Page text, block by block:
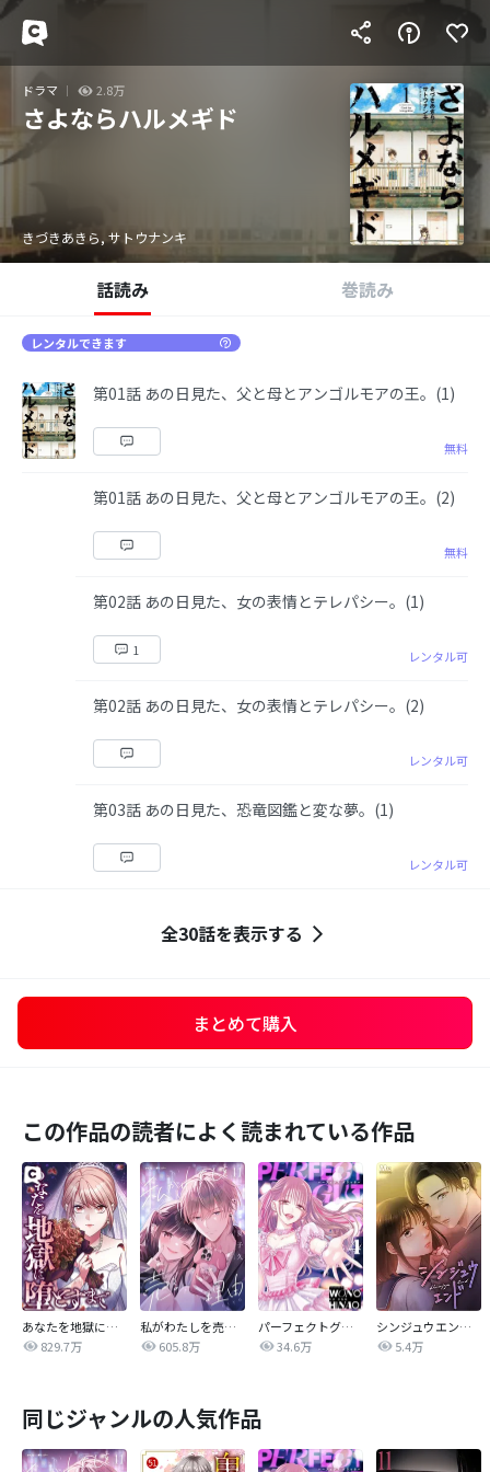
ドラマ 2.8万
さよならハルメギド
きづきあきら, サトウナンキ
話読み 巻読み
レンタルできます
第01話 あの日見た、父と母とアンゴルモアの王。(1)
無料
第01話 あの日見た、父と母とアンゴルモアの王。(2)
無料
第02話 あの日見た、女の表情とテレパシー。(1)
1 レンタル可
第02話 あの日見た、女の表情とテレパシー。(2)
レンタル可
第03話 あの日見た、恐竜図鑑と変な夢。(1)
レンタル可
全30話を表示する
まとめて購入
この作品の読者によく読まれている作品
あなたを地獄に堕とすまで
829.7万
私がわたしを売る理由
605.8万
パーフェクトグリッター
34.6万
シンジュウエンド【タテヨミ】
5.4万
同じジャンルの人気作品